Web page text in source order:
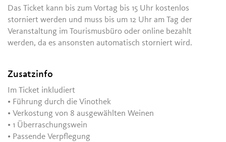
Das Ticket kann bis zum Vortag bis 15 Uhr kostenlos
storniert werden und muss bis um 12 Uhr am Tag der
Veranstaltung im Tourismusbüro oder online bezahlt
werden, da es ansonsten automatisch storniert wird.
Zusatzinfo
Im Ticket inkludiert
• Führung durch die Vinothek
• Verkostung von 8 ausgewählten Weinen
• 1 Überraschungswein
• Passende Verpflegung